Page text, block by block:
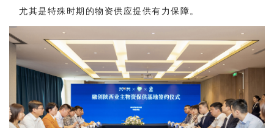
尤其是特殊时期的物资供应提供有力保障。